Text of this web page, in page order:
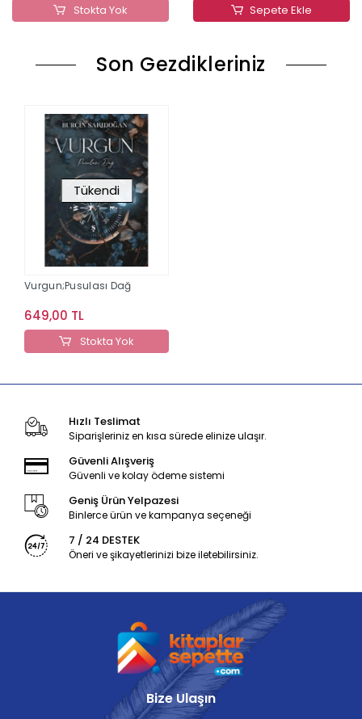
Stokta Yok Sepete Ekle
Son Gezdikleriniz
Tükendi
Vurgun;Pusulası Dağ
649,00 TL
Stokta Yok
Hızlı Teslimat
Siparişleriniz en kısa sürede elinize ulaşır.
Güvenli Alışveriş
Güvenli ve kolay ödeme sistemi
Geniş Ürün Yelpazesi
Binlerce ürün ve kampanya seçeneği
7 / 24 DESTEK
Öneri ve şikayetlerinizi bize iletebilirsiniz.
Bize Ulaşın